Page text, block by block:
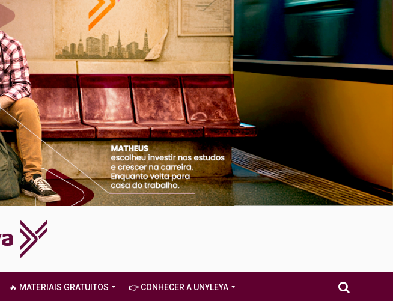
🔥 MATERIAIS GRATUITOS 👉 CONHECER A UNYLEYA